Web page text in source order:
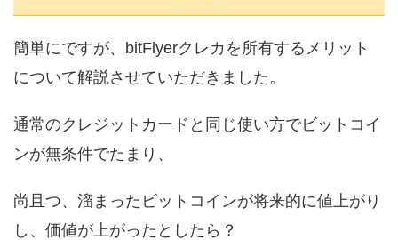
簡単にですが、bitFlyerクレカを所有するメリット
について解説させていただきました。
通常のクレジットカードと同じ使い方でビットコイ
ンが無条件でたまり、
尚且つ、溜まったビットコインが将来的に値上がり
し、価値が上がったとしたら？